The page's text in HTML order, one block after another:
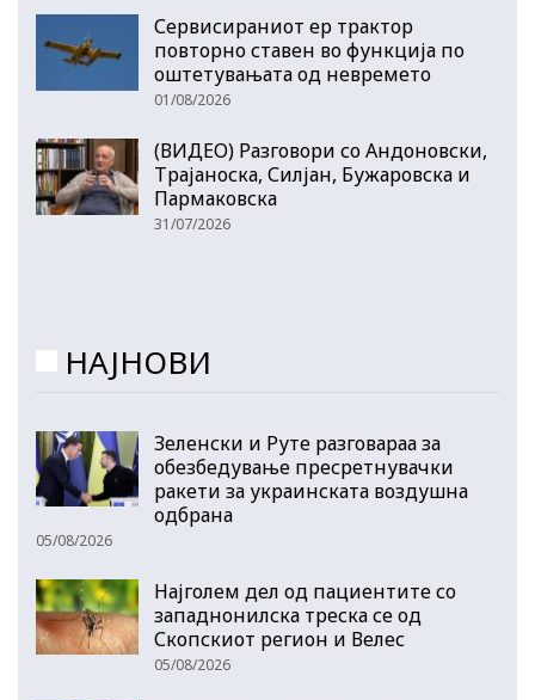
Сервисираниот ер трактор
повторно ставен во функција по
оштетувањата од невремето
01/08/2026
(ВИДЕО) Разговори со Андоновски,
Трајаноска, Силјан, Бужаровска и
Пармаковска
31/07/2026
НАЈНОВИ
Зеленски и Руте разговараа за
обезбедување пресретнувачки
ракети за украинската воздушна
одбрана
05/08/2026
Најголем дел од пациентите сo
западнонилска треска се од
Скопскиот регион и Велес
05/08/2026